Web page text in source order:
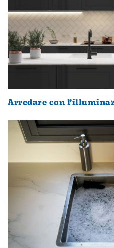
Arredare con